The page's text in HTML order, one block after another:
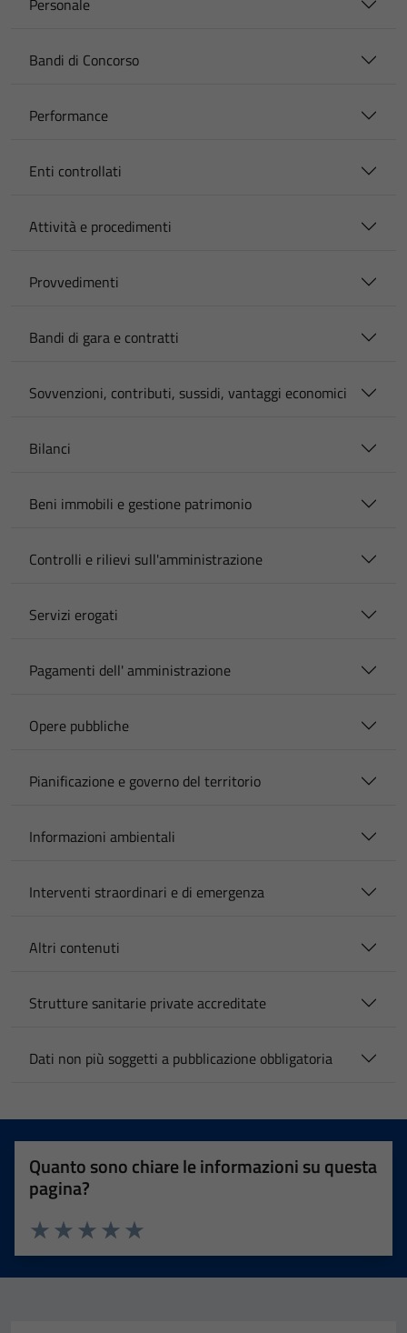
Personale
Bandi di Concorso
Performance
Enti controllati
Attività e procedimenti
Provvedimenti
Bandi di gara e contratti
Sovvenzioni, contributi, sussidi, vantaggi economici
Bilanci
Beni immobili e gestione patrimonio
Controlli e rilievi sull'amministrazione
Servizi erogati
Pagamenti dell' amministrazione
Opere pubbliche
Pianificazione e governo del territorio
Informazioni ambientali
Interventi straordinari e di emergenza
Altri contenuti
Strutture sanitarie private accreditate
Dati non più soggetti a pubblicazione obbligatoria
Quanto sono chiare le informazioni su questa
pagina?
Valuta 5 stelle su 5
Valuta 4 stelle su 5
Valuta 3 stelle su 5
Valuta 2 stelle su 5
Valuta 1 stelle su 5